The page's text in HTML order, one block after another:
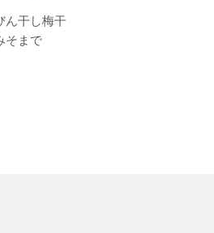
干し梅干
そまで